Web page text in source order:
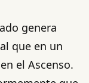
genera
que en un
el Ascenso.